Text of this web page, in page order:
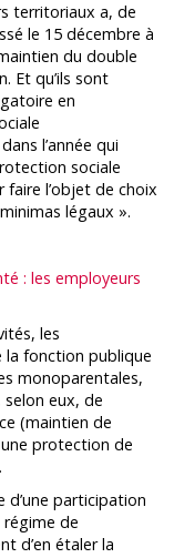
territoriaux a, de
le 15 décembre à
du double
Et qu’ils sont
en
l’année qui
sociale
l’objet de choix
légaux ».
: les employeurs
les
la fonction publique
monoparentales,
eux, de
(maintien de
protection de
d’une participation
de
d’en étaler la